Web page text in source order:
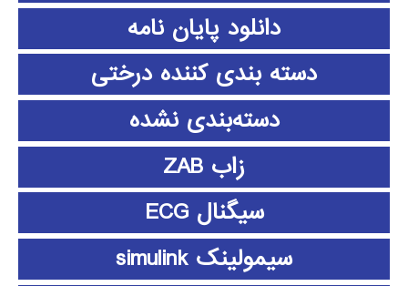
دانلود پايان نامه
دسته بندی کننده درختی
دسته‌بندی نشده
زاب ZAB
سیگنال ECG
سیمولینک simulink